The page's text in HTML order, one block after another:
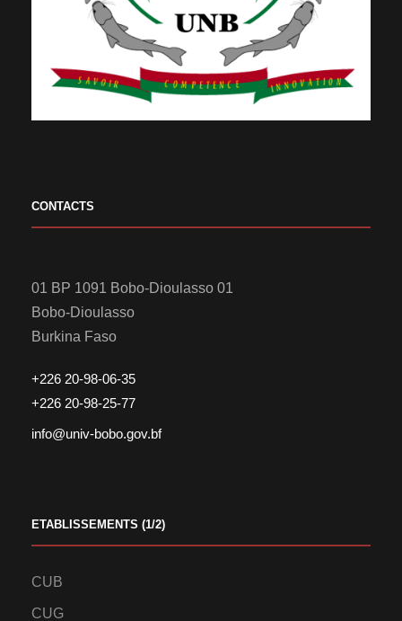
CONTACTS
01 BP 1091 Bobo-Dioulasso 01
Bobo-Dioulasso
Burkina Faso
+226 20-98-06-35
+226 20-98-25-77
info@univ-bobo.gov.bf
ETABLISSEMENTS (1/2)
CUB
CUG